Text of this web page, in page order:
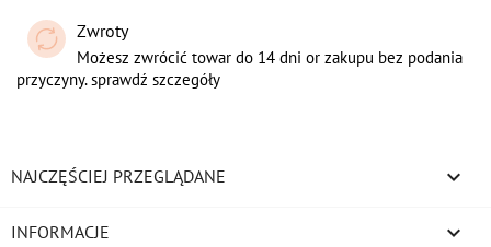
Zwroty
Możesz zwrócić towar do 14 dni or zakupu bez podania
przyczyny. sprawdź szczegóły
NAJCZĘŚCIEJ PRZEGLĄDANE 
INFORMACJE 